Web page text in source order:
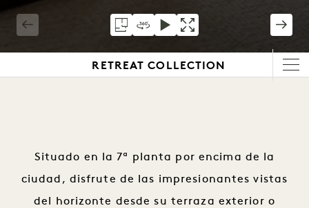
RETREAT COLLECTION
Situado en la 7ª planta por encima de la
ciudad, disfrute de las impresionantes vistas
del horizonte desde su terraza exterior o